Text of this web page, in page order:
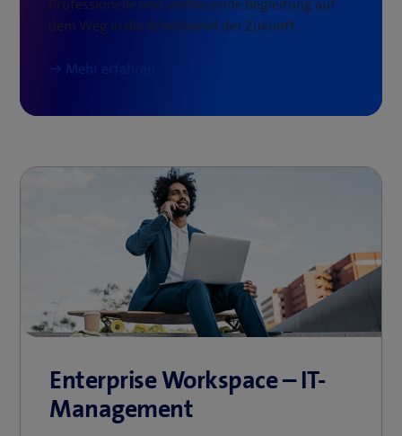
Professionelle und umfassende Begleitung auf
dem Weg in die Arbeitswelt der Zukunft.
Mehr erfahren
Enterprise Workspace – IT-
Management